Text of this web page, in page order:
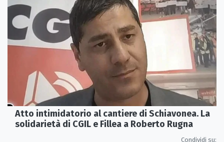
Atto intimidatorio al cantiere di Schiavonea. La
solidarietà di CGIL e Fillea a Roberto Rugna
Condividi su: